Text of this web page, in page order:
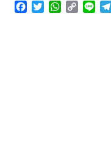
FacebookTwitterWhatsApp
Copy
Line